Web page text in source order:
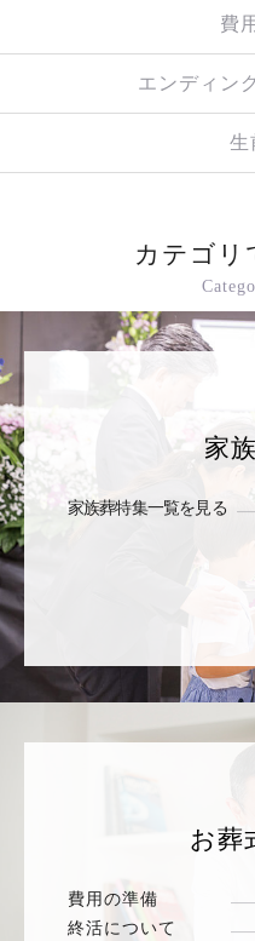
費
エンディン
生
カテゴリ
家
家族葬特集一覧を見る
お葬
費用の準備
終活について